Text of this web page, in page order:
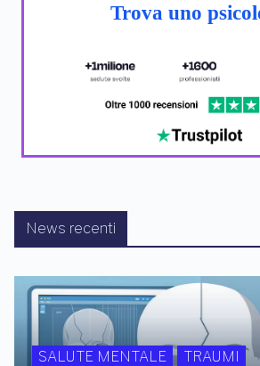
Trova uno
News recenti
SALUTE MENTALE
TRAUMI